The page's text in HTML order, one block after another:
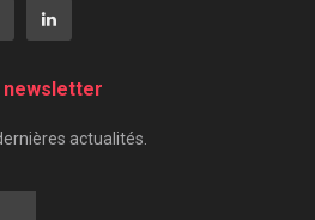
newsletter
actualités.